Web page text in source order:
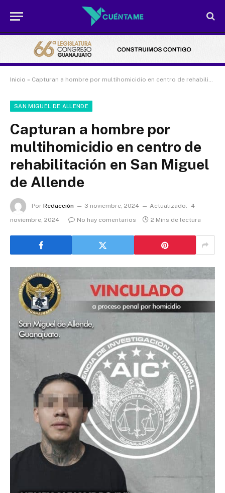
Inicio » Capturan a hombre por multihomicidio en centro de rehabilitación en San Miguel de Allende
SAN MIGUEL DE ALLENDE
Capturan a hombre por
multihomicidio en centro de
rehabilitación en San Miguel
de Allende
Por Redacción 3 noviembre, 2024 Actualizado:
4
noviembre, 2024
No hay comentarios 2 Mins de lectura